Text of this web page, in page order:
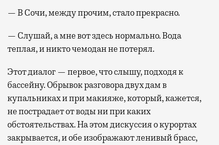
— В Сочи, между прочим, стало прекрасно.
— Слушай, а мне вот здесь нормально. Вода
теплая, и никто чемодан не потерял.
Этот диалог — первое, что слышу, подходя к
бассейну. Обрывок разговора двух дам в
купальниках и при макияже, который, кажется,
не пострадает от воды ни при каких
обстоятельствах. На этом дискуссия о курортах
закрывается, и обе изображают ленивый брасс,